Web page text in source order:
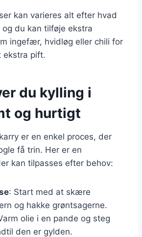
kan varieres alt efter hvad
du kan tilføje ekstra
ingefær, hvidløg eller chili for
ekstra pift.
du kylling i
og hurtigt
er en enkel proces, der
få trin. Her er en
kan tilpasses efter behov:
: Start med at skære
og hakke grøntsagerne.
olie i en pande og steg
den er gylden.